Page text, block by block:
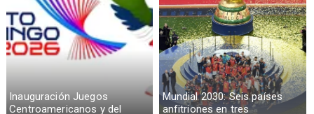
Inauguración Juegos
Centroamericanos y del
Mundial 2030: Seis países
anfitriones en tres